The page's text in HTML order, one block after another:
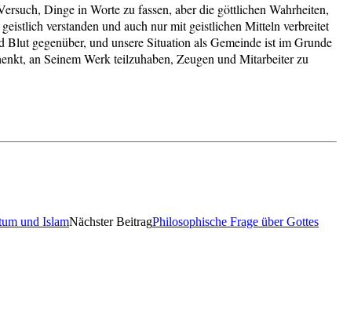
Dinge in Worte zu fassen, aber die göttlichen Wahrheiten,
verstanden und auch nur mit geistlichen Mitteln verbreitet
gegenüber, und unsere Situation als Gemeinde ist im Grunde
an Seinem Werk teilzuhaben, Zeugen und Mitarbeiter zu
und IslamNächster BeitragPhilosophische Frage über Gottes